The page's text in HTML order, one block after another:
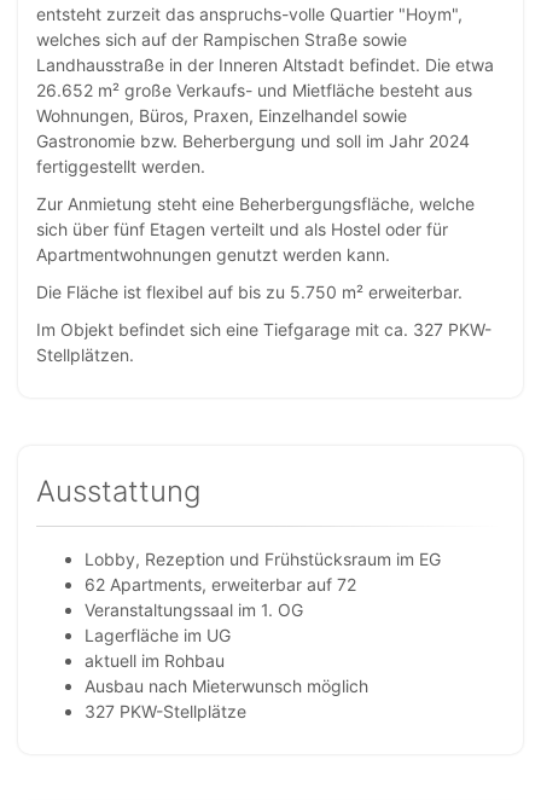
entsteht zurzeit das anspruchs-volle Quartier "Hoym",
welches sich auf der Rampischen Straße sowie
Landhausstraße in der Inneren Altstadt befindet. Die etwa
26.652 m² große Verkaufs- und Mietfläche besteht aus
Wohnungen, Büros, Praxen, Einzelhandel sowie
Gastronomie bzw. Beherbergung und soll im Jahr 2024
fertiggestellt werden.
Zur Anmietung steht eine Beherbergungsfläche, welche
sich über fünf Etagen verteilt und als Hostel oder für
Apartmentwohnungen genutzt werden kann.
Die Fläche ist flexibel auf bis zu 5.750 m² erweiterbar.
Im Objekt befindet sich eine Tiefgarage mit ca. 327 PKW-
Stellplätzen.
Ausstattung
Lobby, Rezeption und Frühstücksraum im EG
62 Apartments, erweiterbar auf 72
Veranstaltungssaal im 1. OG
Lagerfläche im UG
aktuell im Rohbau
Ausbau nach Mieterwunsch möglich
327 PKW-Stellplätze